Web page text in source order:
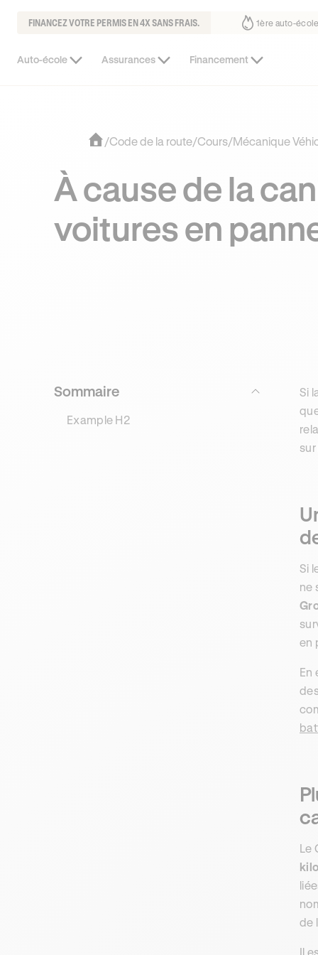
FINANCEZ VOTRE PERMIS EN 4X SANS FRAIS.
fait déjà confiance 30% moins chère que l’auto-école de votre
Auto-école Assurances Financement
/Code de la route/Cours/Mécanique
À cause de la
voitures en
Sommaire
Example H2
Si
Si
ne
en
En
Le
de
Il